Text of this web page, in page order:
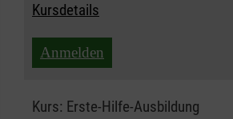
Kursdetails
Anmelden
Kurs: Erste-Hilfe-Ausbildung